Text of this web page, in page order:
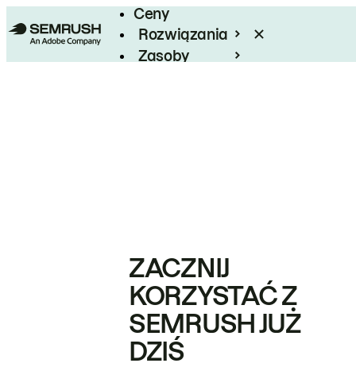
Ceny
Rozwiązania
Zasoby
ZACZNIJ
KORZYSTAĆ Z
SEMRUSH JUŻ
DZIŚ